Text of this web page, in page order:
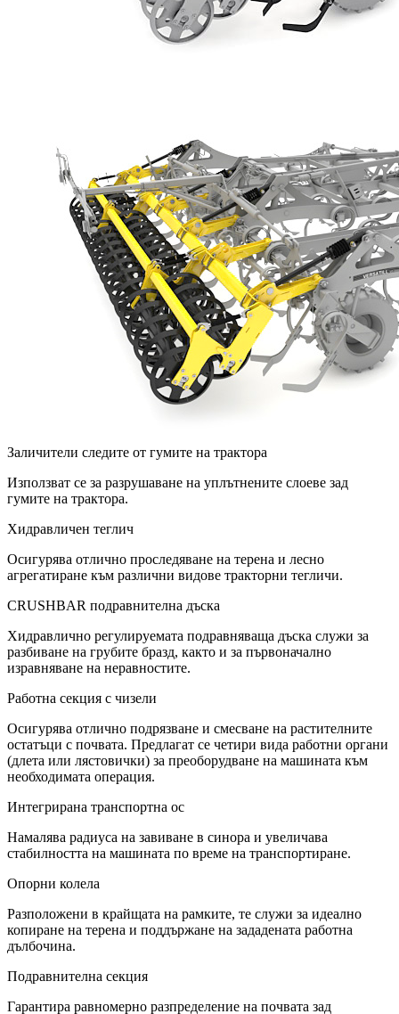
Заличители следите от гумите на трактора
Използват се за разрушаване на уплътнените слоеве зад
гумите на трактора.
Хидравличен теглич
Осигурява отлично проследяване на терена и лесно
агрегатиране към различни видове тракторни тегличи.
CRUSHBAR подравнителна дъска
Хидравлично регулируемата подравняваща дъска служи за
разбиване на грубите бразд, както и за първоначално
изравняване на неравностите.
Работна секция с чизели
Осигурява отлично подрязване и смесване на растителните
остатъци с почвата. Предлагат се четири вида работни органи
(длета или лястовички) за преоборудване на машината към
необходимата операция.
Интегрирана транспортна ос
Намалява радиуса на завиване в синора и увеличава
стабилността на машината по време на транспортиране.
Опорни колела
Разположени в крайщата на рамките, те служи за идеално
копиране на терена и поддържане на зададената работна
дълбочина.
Подравнителна секция
Гарантира равномерно разпределение на почвата зад